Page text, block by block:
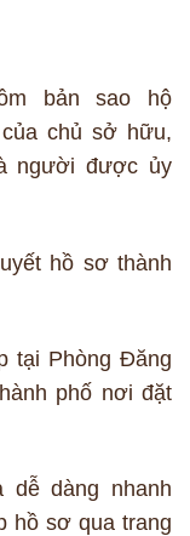
bản sao hộ
chủ sở hữu,
người được ủy
hồ sơ thành
tại Phòng Đăng
phố nơi đặt
dàng nhanh
hồ sơ qua trang